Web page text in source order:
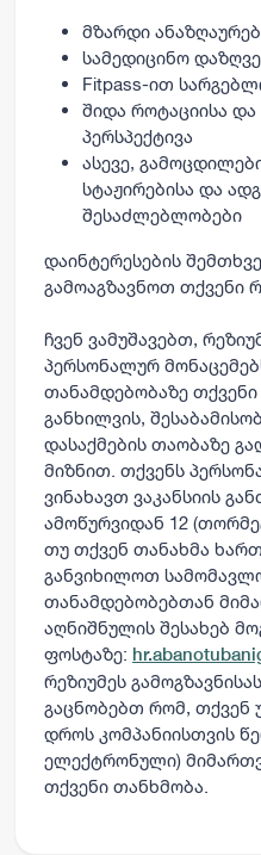
მზარდი
სამედიცინო
Fitpass-ით
შიდა როტაციისა და
პერსპექტივა
ასევე,
სტაჟირებისა და
შესაძლებლობები
დაინტერესების
გამოაგზავნოთ თქვენი
ჩვენ ვამუშავებთ,
პერსონალურ
თანამდებობაზე
განხილვის,
დასაქმების თაობაზე
მიზნით. თქვენს
ვინახავთ ვაკანსიის
ამოწურვიდან 12
თუ თქვენ თანახმა
განვიხილოთ
თანამდებობებთან
აღნიშნულის შესახებ
ფოსტაზე:
რეზიუმეს
გაცნობებთ რომ, თქვენ
დროს კომპანიისთვის
ელექტრონული)
თქვენი თანხმობა.